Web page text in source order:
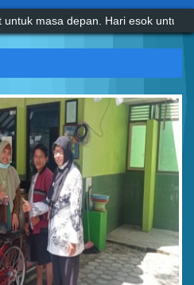
untuk masa depan. Hari esok